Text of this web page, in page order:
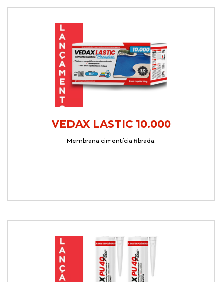
VEDAX LASTIC 10.000
Membrana cimentícia fibrada.